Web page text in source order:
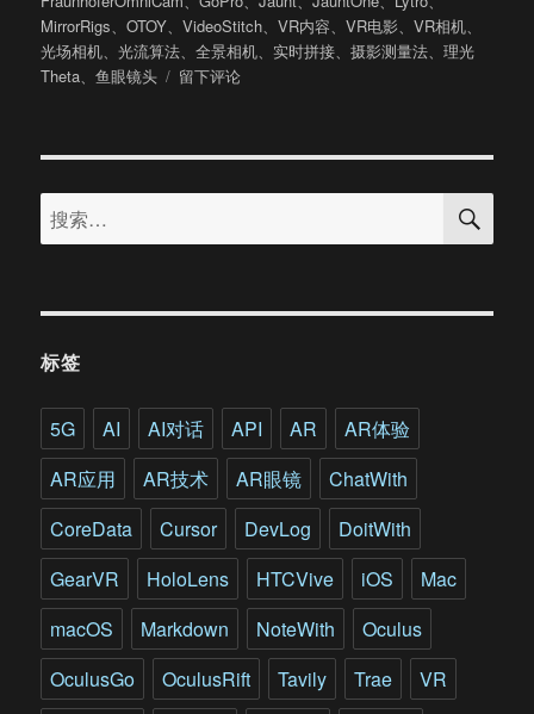
于
MirrorRigs、OTOY、VideoStitch、VR内容、VR电影、VR相机、
光场相机、光流算法、全景相机、实时拼接、摄影测量法、理光
Theta、鱼眼镜头
于
电
拍
指
章
相
机
(上)
留下评论
搜
索：
搜
标签
5G AI AI对话 API AR
AR体验
AR应用
AR技术 AR眼镜
ChatWith
CoreData
Cursor DevLog
DoitWith
GearVR
HoloLens HTCVive iOS
Mac
macOS
Markdown NoteWith
Oculus
OculusGo
OculusRift Tavily Trae
VR